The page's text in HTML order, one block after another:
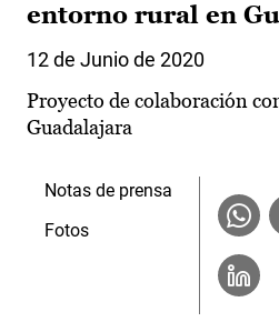
entorno rural en
12 de Junio de 2020
Proyecto de colaboración
Guadalajara
Notas de prensa
Fotos